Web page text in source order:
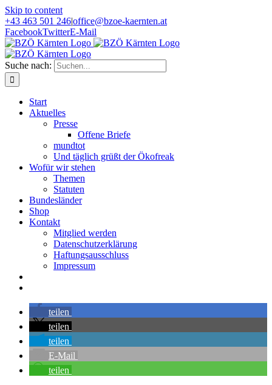
Skip to content
+43 463 501 246|office@bzoe-kaernten.at
FacebookTwitterE-Mail
Suche nach:
Start
Aktuelles
Presse
Offene Briefe
mundtot
Und täglich grüßt der Ökofreak
Wofür wir stehen
Themen
Statuten
Bundesländer
Shop
Kontakt
Mitglied werden
Datenschutzerklärung
Haftungsausschluss
Impressum
teilen
teilen
teilen
E-Mail
teilen